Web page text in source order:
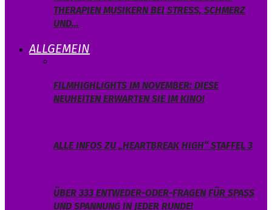
THERAPIEN MUSIKERN BEI STRESS, SCHMERZ
UND…
ALLGEMEIN
FILMHIGHLIGHTS IM NOVEMBER: DIESE
NEUHEITEN ERWARTEN SIE IM KINO!
ALLE INFOS ZU „HEARTBREAK HIGH“ STAFFEL 3
ÜBER 333 ENTWEDER-ODER-FRAGEN FÜR SPASS U
ND SPANNUNG IN JEDER RUNDE!